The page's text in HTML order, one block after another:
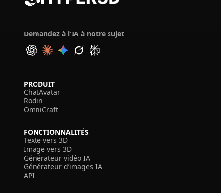
Demandez à l'IA à notre sujet
PRODUIT
ChatAvatar
Rodin
OmniCraft
FONCTIONNALITÉS
Texte vers 3D
Image vers 3D
Générateur vidéo IA
Générateur d’images IA
API